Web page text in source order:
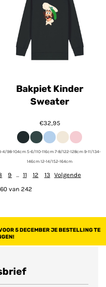
Bakpiet Kinder
Sweater
€32,95
4/98-104cm 5-6/110-116cm 7-8/122-128cm 9-11/134-
146cm 12-14/152-164cm
9 ... 11 12 13 Volgende
van 242
5 DECEMBER JE BESTELLING TE